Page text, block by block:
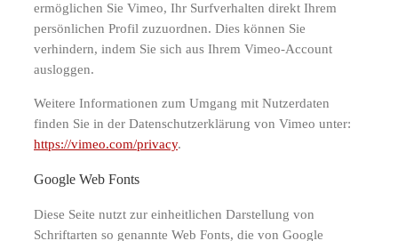
ermöglichen Sie Vimeo, Ihr Surfverhalten direkt Ihrem
persönlichen Profil zuzuordnen. Dies können Sie
verhindern, indem Sie sich aus Ihrem Vimeo-Account
ausloggen.
Weitere Informationen zum Umgang mit Nutzerdaten
finden Sie in der Datenschutzerklärung von Vimeo unter:
https://vimeo.com/privacy.
Google Web Fonts
Diese Seite nutzt zur einheitlichen Darstellung von
Schriftarten so genannte Web Fonts, die von Google